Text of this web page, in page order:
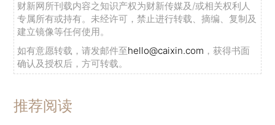
财新网所刊载内容之知识产权为财新传媒及/或相关权利人
专属所有或持有。未经许可，禁止进行转载、摘编、复制及
建立镜像等任何使用。
如有意愿转载，请发邮件至hello@caixin.com ，获得书面
确认及授权后，方可转载。
推荐阅读